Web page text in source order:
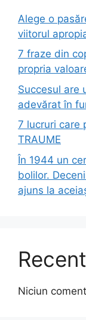
Alege o
viitorul
7 fraze din
propria
Succesul are
adevărat în
7 lucruri care
TRAUME
În 1944 un
bolilor.
ajuns la
Niciun